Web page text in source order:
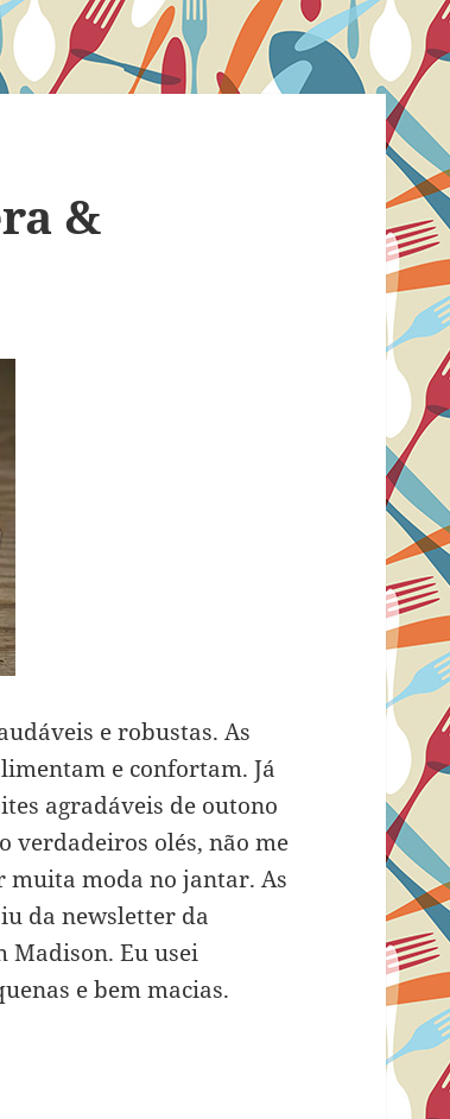
&
e robustas. As
e confortam. Já
agradáveis de outono
verdadeiros olés, não me
moda no jantar. As
da newsletter da
Madison. Eu usei
e bem macias.